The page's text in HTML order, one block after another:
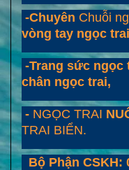
-Chuyên Chuỗi
vòng tay ngọc
-Trang sức ngọc
chân ngọc trai,
- NGỌC TRAI
TRAI BIỂN.
Bộ Phận CSKH: